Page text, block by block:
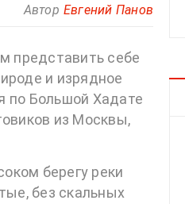
Автор Евгений Панов
представить себе
и изрядное
по Большой Хадате
из Москвы,
берегу реки
без скальных